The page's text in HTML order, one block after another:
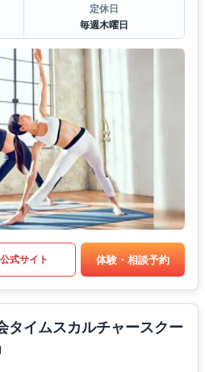
定休日
毎週木曜日
公式サイト 体験・相談予約
タイムスカルチャースクー